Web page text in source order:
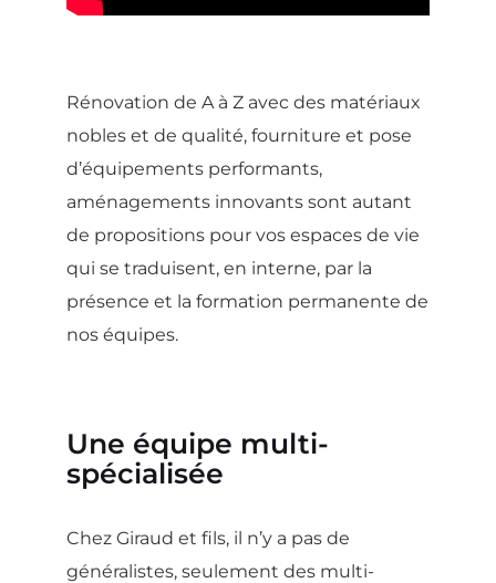
Rénovation de A à Z avec des matériaux
nobles et de qualité, fourniture et pose
d’équipements performants,
aménagements innovants sont autant
de propositions pour vos espaces de vie
qui se traduisent, en interne, par la
présence et la formation permanente de
nos équipes.
Une équipe multi-
spécialisée
Chez Giraud et fils, il n’y a pas de
généralistes, seulement des multi-